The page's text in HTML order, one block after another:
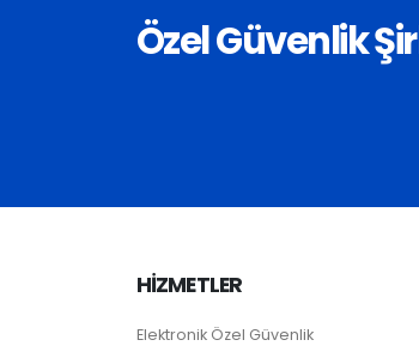
Özel Güvenlik
HİZMETLER
Elektronik Özel Güvenlik